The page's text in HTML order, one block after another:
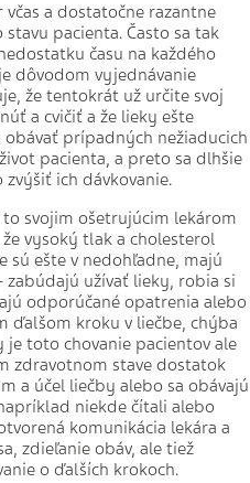
a dostatočne razantne
pacienta. Často sa tak
času na každého
dôvodom vyjednávanie
že tentokrát už určite svoj
a cvičiť a že lieky ešte
prípadných nežiaducich
pacienta, a preto sa dlhšie
ich dávkovanie.
svojim ošetrujúcim lekárom
vysoký tlak a cholesterol
sú ešte v nedohľadne, majú
užívať lieky, robia si
odporúčané opatrenia alebo
ďalšom kroku v liečbe, chýba
je toto chovanie pacientov ale
zdravotnom stave dostatok
a účel liečby alebo sa obávajú
niekde čítali alebo
komunikácia lekára a
zdieľanie obáv, ale tiež
o ďalších krokoch.